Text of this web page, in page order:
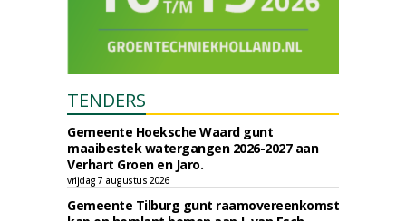
TENDERS
Gemeente Hoeksche Waard gunt
maaibestek watergangen 2026-2027 aan
Verhart Groen en Jaro.
vrijdag 7 augustus 2026
Gemeente Tilburg gunt raamovereenkomst